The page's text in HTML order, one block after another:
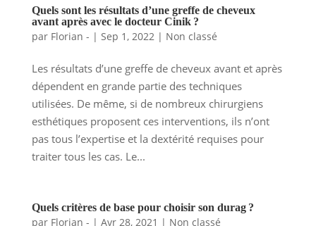
Quels sont les résultats d’une greffe de cheveux
avant après avec le docteur Cinik ?
par Florian - | Sep 1, 2022| Non classé
Les résultats d’une greffe de cheveux avant et après
dépendent en grande partie des techniques
utilisées. De même, si de nombreux chirurgiens
esthétiques proposent ces interventions, ils n’ont
pas tous l’expertise et la dextérité requises pour
traiter tous les cas. Le...
Quels critères de base pour choisir son durag ?
par Florian - | Avr 28, 2021 | Non classé